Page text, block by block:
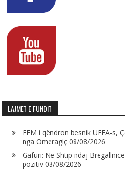
LAJMET E FUNDIT
FFM i qëndron besnik UEFA-s,
nga Omeragiç 08/08/2026
Gafuri: Në Shtip ndaj
pozitiv 08/08/2026